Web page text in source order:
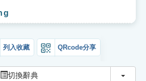
列入收藏 QRcode分享
切換辭典 切換